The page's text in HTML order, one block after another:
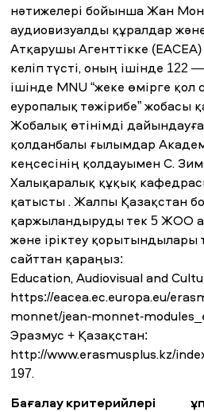
нәтижелері бойынша Жан
аудиовизуалды құралдар
Атқарушы Агенттікке
келіп түсті, оның ішінде 122
ішінде MNU “жеке өмірге
еуропалық тәжірибе”
Жобалық өтінімді дайындауға
қолданбалы ғылымдар
кеңсесінің қолдауымен С.
Халықаралық құқық
қатысты . Жалпы Қазақстан
қаржыландыруды тек 5 ЖОО
және іріктеу қорытындылары
сайттан қараңыз:
Education, Audiovisual and
https://eacea.ec.europa.eu/
monnet/jean-monnet-
Эразмус + Қазақстан:
http://www.erasmusplus.kz/
197.
Бағалау критерийлері